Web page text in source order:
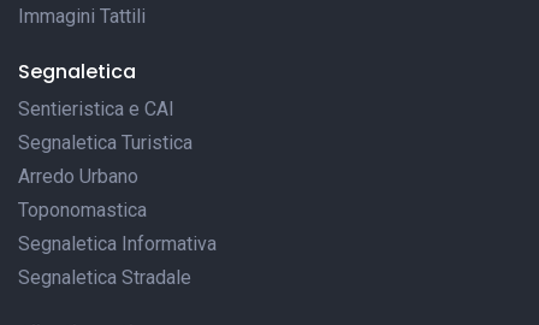
Immagini Tattili
Segnaletica
Sentieristica e CAI
Segnaletica Turistica
Arredo Urbano
Toponomastica
Segnaletica Informativa
Segnaletica Stradale